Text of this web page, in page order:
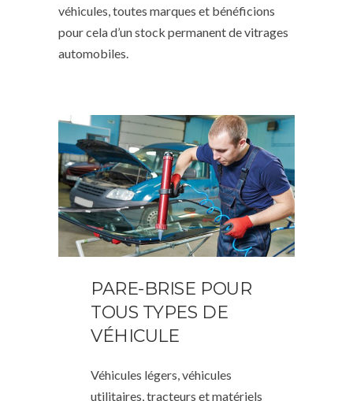
véhicules, toutes marques et bénéficions
pour cela d’un stock permanent de vitrages
automobiles.
PARE-BRISE POUR
TOUS TYPES DE
VÉHICULE
Véhicules légers, véhicules
utilitaires, tracteurs et matériels